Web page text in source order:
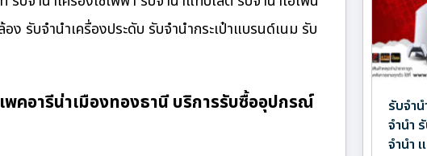
รับจำนำเครื่องประดับ รับจำนำกระเป๋าแบรนด์เนม รับ
คอารีน่าเมืองทองธานี บริการรับซื้ออุปกรณ์
รับจำ
จำนำ
จำนำ